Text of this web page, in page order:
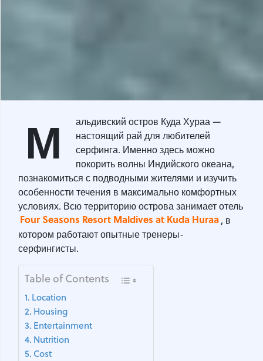
М
альдивский остров Куда Хураа —
настоящий рай для любителей
серфинга. Именно здесь можно
покорить волны Индийского океана,
познакомиться с подводными жителями и изучить
особенности течения в максимально комфортных
условиях. Всю территорию острова занимает отель
Four Seasons Resort Maldives at Kuda Huraa, в
котором работают опытные тренеры-
серфингисты.
Table of Contents
Location
Housing
Entertainment
Nutrition
Cost